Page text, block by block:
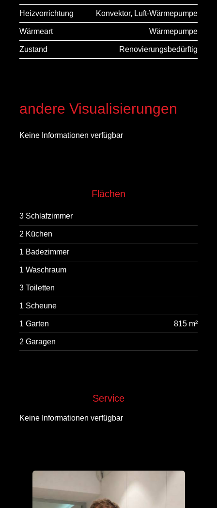
Heizvorrichtung Konvektor, Luft-Wärmepumpe
Wärmeart Wärmepumpe
Zustand Renovierungsbedürftig
andere Visualisierungen
Keine Informationen verfügbar
Flächen
3 Schlafzimmer
2 Küchen
1 Badezimmer
1 Waschraum
3 Toiletten
1 Scheune
1 Garten 815 m²
2 Garagen
Service
Keine Informationen verfügbar